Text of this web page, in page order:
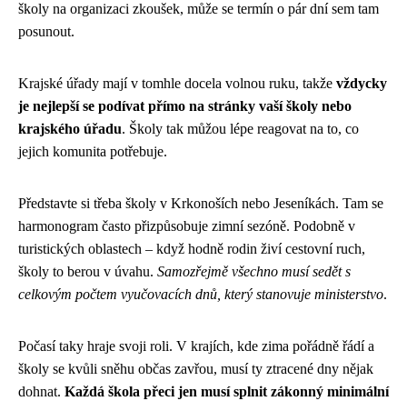
školy na organizaci zkoušek, může se termín o pár dní sem tam
posunout.
Krajské úřady mají v tomhle docela volnou ruku, takže vždycky
je nejlepší se podívat přímo na stránky vaší školy nebo
krajského úřadu. Školy tak můžou lépe reagovat na to, co
jejich komunita potřebuje.
Představte si třeba školy v Krkonoších nebo Jeseníkách. Tam se
harmonogram často přizpůsobuje zimní sezóně. Podobně v
turistických oblastech – když hodně rodin živí cestovní ruch,
školy to berou v úvahu. Samozřejmě všechno musí sedět s
celkovým počtem vyučovacích dnů, který stanovuje ministerstvo.
Počasí taky hraje svoji roli. V krajích, kde zima pořádně řádí a
školy se kvůli sněhu občas zavřou, musí ty ztracené dny nějak
dohnat. Každá škola přeci jen musí splnit zákonný minimální